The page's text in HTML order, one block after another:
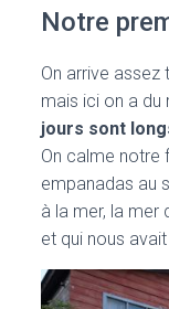
Notre
On arrive assez
mais ici on a du
jours sont
On calme notre
empanadas au
à la mer, la mer
et qui nous